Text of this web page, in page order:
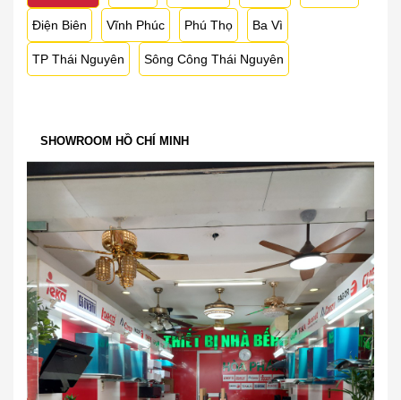
Điện Biên Vĩnh Phúc Phú Thọ Ba Vì
TP Thái Nguyên Sông Công Thái Nguyên
SHOWROOM HỒ CHÍ MINH